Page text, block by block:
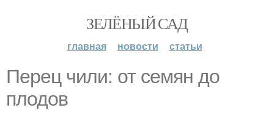
ЗЕЛЁНЫЙ САД
главная новости статьи
Перец чили: от семян до
плодов